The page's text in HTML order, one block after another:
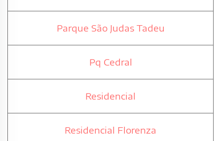
Parque São Judas Tadeu
Pq Cedral
Residencial
Residencial Florenza